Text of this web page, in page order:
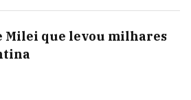
Milei que levou milhares